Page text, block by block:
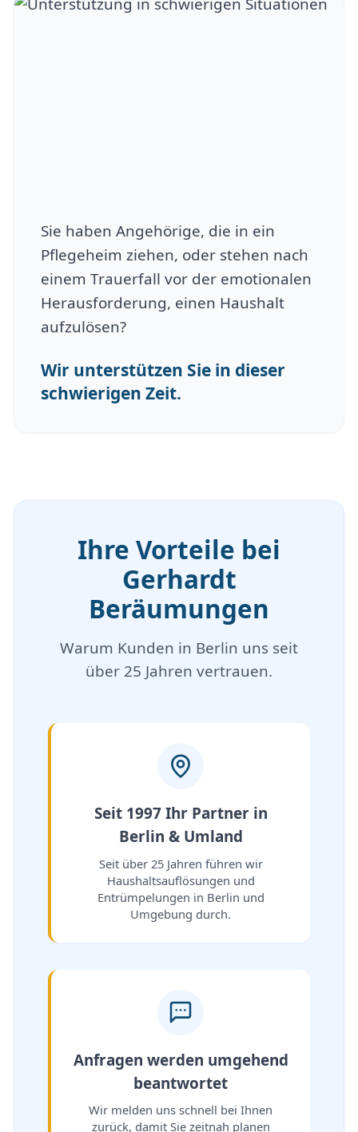
Sie haben Angehörige, die in ein
Pflegeheim ziehen, oder stehen nach
einem Trauerfall vor der emotionalen
Herausforderung, einen Haushalt
aufzulösen?
Wir unterstützen Sie in dieser
schwierigen Zeit.
Ihre Vorteile bei
Gerhardt
Beräumungen
Warum Kunden in Berlin uns seit
über 25 Jahren vertrauen.
Seit 1997 Ihr Partner in
Berlin & Umland
Seit über 25 Jahren führen wir
Haushaltsauflösungen und
Entrümpelungen in Berlin und
Umgebung durch.
Anfragen werden umgehend
beantwortet
Wir melden uns schnell bei Ihnen
zurück, damit Sie zeitnah planen